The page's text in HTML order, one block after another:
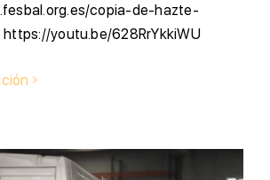
copia-de-hazte-
youtu.be/628RrYkkiWU